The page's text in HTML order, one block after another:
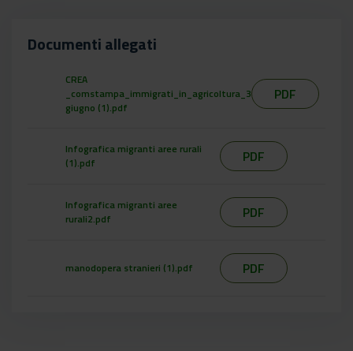
Documenti allegati
CREA
_comstampa_immigrati_in_agricoltura_3
giugno (1).pdf
PDF
Infografica migranti aree rurali
(1).pdf
PDF
Infografica migranti aree
rurali2.pdf
PDF
manodopera stranieri (1).pdf PDF